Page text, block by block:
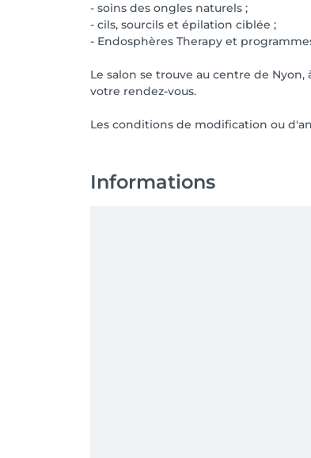
- soins des ongles naturels ;
- cils, sourcils et épilation ciblée ;
- Endosphères Therapy et
Le salon se trouve au centre de
votre rendez-vous.
Les conditions de modification ou
Informations